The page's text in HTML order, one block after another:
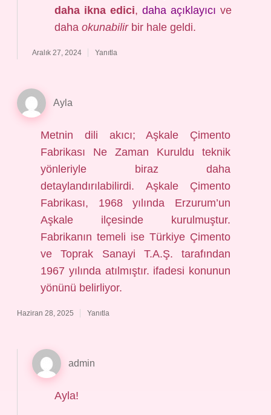
daha ikna edici,daha açıklayıcı ve
daha okunabilirbir hale geldi.
Aralık 27, 2024 Yanıtla
Ayla
Metnin dili akıcı; Aşkale Çimento
Fabrikası Ne Zaman Kuruldu teknik
yönleriyle biraz daha
detaylandırılabilirdi. Aşkale Çimento
Fabrikası, 1968 yılında Erzurum’un
Aşkale ilçesinde kurulmuştur.
Fabrikanın temeli ise Türkiye Çimento
ve Toprak Sanayi T.A.Ş. tarafından
1967 yılında atılmıştır. ifadesi konunun
yönünü belirliyor.
Haziran 28, 2025 Yanıtla
admin
Ayla!